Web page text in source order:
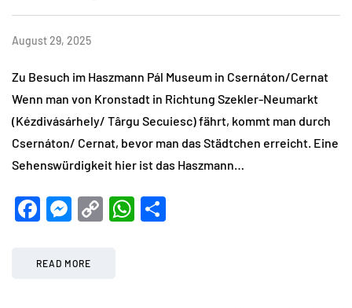
August 29, 2025
Zu Besuch im Haszmann Pál Museum in Csernáton/Cernat
Wenn man von Kronstadt in Richtung Szekler-Neumarkt
(Kézdivásárhely/ Târgu Secuiesc) fährt, kommt man durch
Csernáton/ Cernat, bevor man das Städtchen erreicht. Eine
Sehenswürdigkeit hier ist das Haszmann…
Facebook
Messenger
CopyWhatsApp
READ MORE